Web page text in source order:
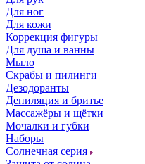
Для ног
Для кожи
Коррекция фигуры
Для душа и ванны
Мыло
Скрабы и пилинги
Дезодоранты
Депиляция и бритье
Массажёры и щётки
Мочалки и губки
Наборы
Солнечная серия